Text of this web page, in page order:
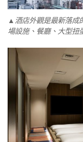
▲酒店外觀是最新落成
場設施、餐廳、大型扭